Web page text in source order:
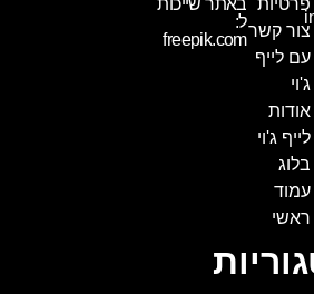
פרטיות
צור קשר
עם לייף
ג'וי
אודות
לייף ג'וי
בלוג
עמוד
ראשי
באתר שייכות
ל:
freepik.com